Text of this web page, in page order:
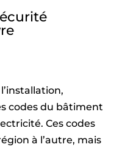
codes du bâtiment
Ces codes
à l’autre, mais